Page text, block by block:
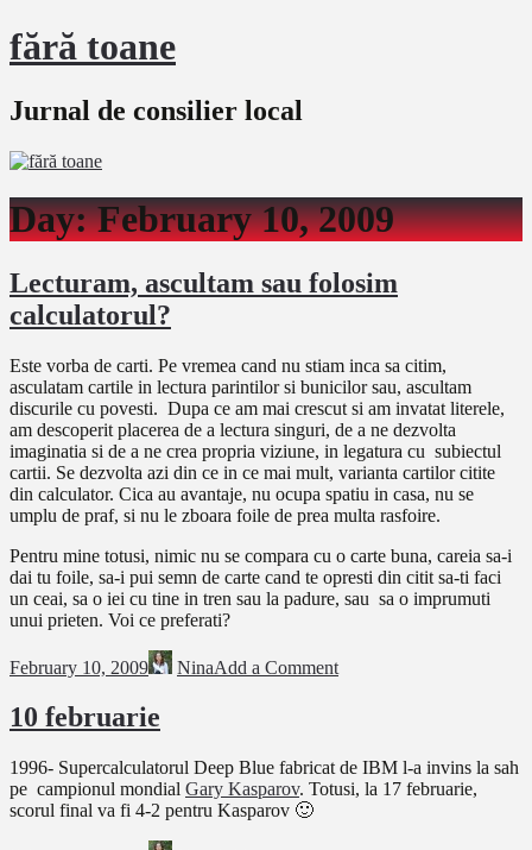
fără toane
Jurnal de consilier local
Day:February 10, 2009
Lecturam, ascultam sau folosim
calculatorul?
Este vorba de carti. Pe vremea cand nu stiam inca sa citim,
asculatam cartile in lectura parintilor si bunicilor sau, ascultam
discurile cu povesti. Dupa ce am mai crescut si am invatat literele,
am descoperit placerea de a lectura singuri, de a ne dezvolta
imaginatia si de a ne crea propria viziune, in legatura cu subiectul
cartii. Se dezvolta azi din ce in ce mai mult, varianta cartilor citite
din calculator. Cica au avantaje, nu ocupa spatiu in casa, nu se
umplu de praf, si nu le zboara foile de prea multa rasfoire.
Pentru mine totusi, nimic nu se compara cu o carte buna, careia sa-i
dai tu foile, sa-i pui semn de carte cand te opresti din citit sa-ti faci
un ceai, sa o iei cu tine in tren sau la padure, sau sa o imprumuti
unui prieten. Voi ce preferati?
February 10, 2009 NinaAdd a Comment
10 februarie
1996- Supercalculatorul Deep Blue fabricat de IBM l-a invins la sah
pe campionul mondial Gary Kasparov. Totusi, la 17 februarie,
scorul final va fi 4-2 pentru Kasparov 🙂